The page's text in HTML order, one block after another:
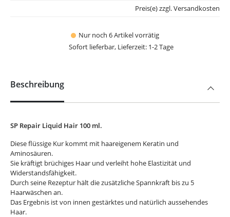
Nur noch 6 Artikel vorrätig
Sofort lieferbar, Lieferzeit: 1-2 Tage
Preis(e) zzgl. Versandkosten
Beschreibung
SP Repair Liquid Hair 100 ml.
Diese flüssige Kur kommt mit haareigenem Keratin und
Aminosäuren.
Sie kräftigt brüchiges Haar und verleiht hohe Elastizität und
Widerstandsfähigkeit.
Durch seine Rezeptur hält die zusätzliche Spannkraft bis zu 5
Haarwäschen an.
Das Ergebnis ist von innen gestärktes und natürlich aussehendes
Haar.